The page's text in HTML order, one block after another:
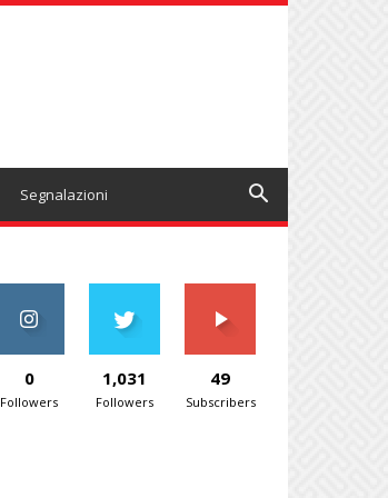
Segnalazioni
0
Followers
1,031
Followers
49
Subscribers